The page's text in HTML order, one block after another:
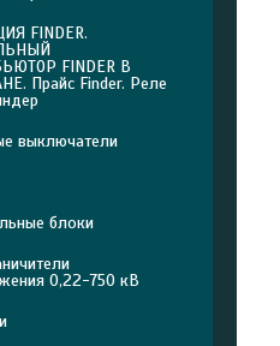
FINDER.
FINDER В
Прайс Finder. Реле
выключатели
блоки
0,22-750 кВ